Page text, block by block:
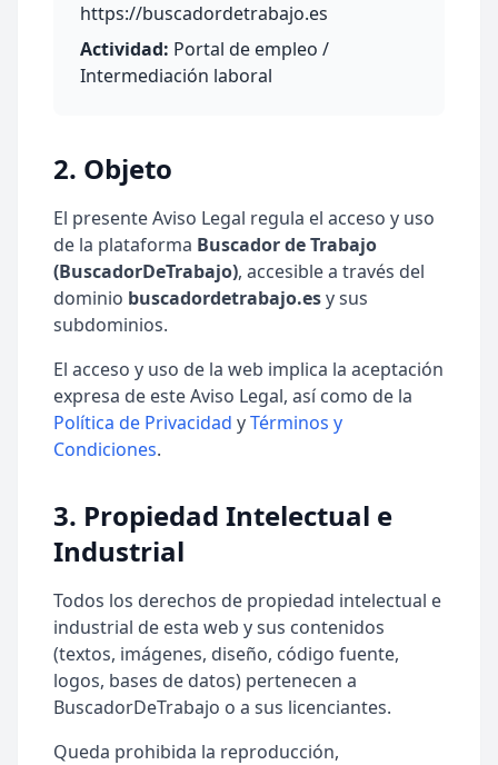
https://buscadordetrabajo.es
Actividad: Portal de empleo /
Intermediación laboral
2. Objeto
El presente Aviso Legal regula el acceso y uso
de la plataforma Buscador de Trabajo
(BuscadorDeTrabajo), accesible a través del
dominio buscadordetrabajo.esy sus
subdominios.
El acceso y uso de la web implica la aceptación
expresa de este Aviso Legal, así como de la
Política de Privacidad yTérminos y
Condiciones.
3. Propiedad Intelectual e
Industrial
Todos los derechos de propiedad intelectual e
industrial de esta web y sus contenidos
(textos, imágenes, diseño, código fuente,
logos, bases de datos) pertenecen a
BuscadorDeTrabajo o a sus licenciantes.
Queda prohibida la reproducción,